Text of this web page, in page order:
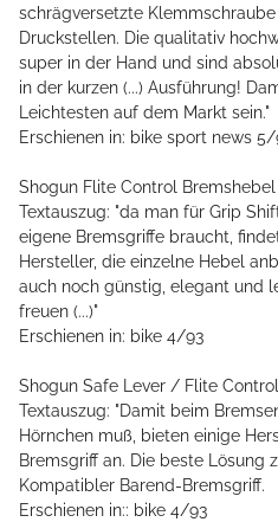
schrägversetzte
Druckstellen. Die qualitativ
super in der Hand und sind
in der kurzen (...) Ausführung!
Leichtesten auf dem Markt sein."
Erschienen in: bike sport news 5/
Shogun Flite Control Bremshebel
Textauszug: "da man für Grip
eigene Bremsgriffe braucht,
Hersteller, die einzelne Hebel
auch noch günstig, elegant und
freuen (...)"
Erschienen in: bike 4/93
Shogun Safe Lever / Flite
Textauszug: "Damit beim
Hörnchen muß, bieten einige
Bremsgriff an. Die beste Lösung
Kompatibler Barend-Bremsgriff.
Erschienen in:: bike 4/93